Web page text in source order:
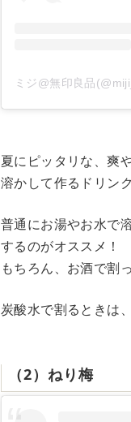
ミジ@無印良品
夏にピッタリな、爽
溶かして作るドリン
普通にお湯やお水で
するのがオススメ！
もちろん、お酒で割
炭酸水で割るときは
（2）ねり梅